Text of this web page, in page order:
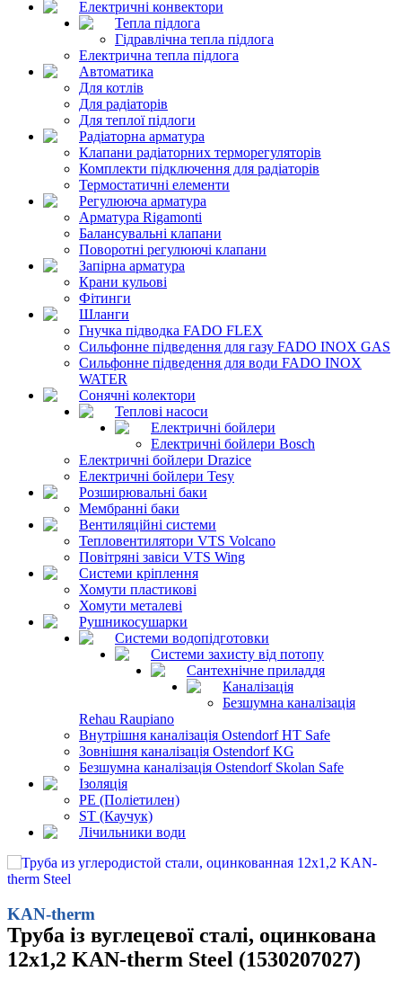
Електричні конвектори
Тепла підлога
Гідравлічна тепла підлога
Електрична тепла підлога
Автоматика
Для котлів
Для радіаторів
Для теплої підлоги
Радіаторна арматура
Клапани радіаторних терморегуляторів
Комплекти підключення для радіаторів
Термостатичні елементи
Регулююча арматура
Арматура Rigamonti
Балансувальні клапани
Поворотні регулюючі клапани
Запірна арматура
Крани кульові
Фітинги
Шланги
Гнучка підводка FADO FLEX
Сильфонне підведення для газу FADO INOX GAS
Сильфонне підведення для води FADO INOX
WATER
Сонячні колектори
Теплові насоси
Електричні бойлери
Електричні бойлери Bosch
Електричні бойлери Drazice
Електричні бойлери Tesy
Розширювальні баки
Мембранні баки
Вентиляційні системи
Тепловентилятори VTS Volcano
Повітряні завіси VTS Wing
Системи кріплення
Хомути пластикові
Хомути металеві
Рушникосушарки
Системи водопідготовки
Системи захисту від потопу
Сантехнічне приладдя
Каналізація
Безшумна каналізація
Rehau Raupiano
Внутрішня каналізація Ostendorf HT Safe
Зовнішня каналізація Ostendorf KG
Безшумна каналізація Ostendorf Skolan Safe
Ізоляція
PE (Поліетилен)
ST (Каучук)
Лічильники води
KAN-therm
Труба із вуглецевої сталі, оцинкована
12x1,2 KAN-therm Steel (1530207027)